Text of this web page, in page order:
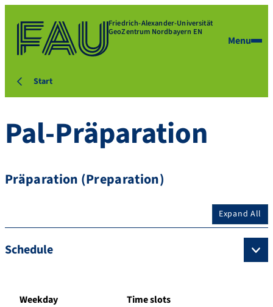
Friedrich-Alexander-Universität
GeoZentrum Nordbayern EN
Menu
Start
Pal-Präparation
Präparation (Preparation)
Expand All
Schedule
Weekday Time slots